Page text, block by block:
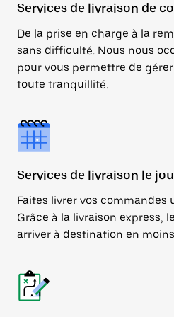
Services de livraison de
De la prise en charge à la
sans difficulté. Nous nous
pour vous permettre de
toute tranquillité.
Services de livraison le
Faites livrer vos commandes
Grâce à la livraison express,
arriver à destination en